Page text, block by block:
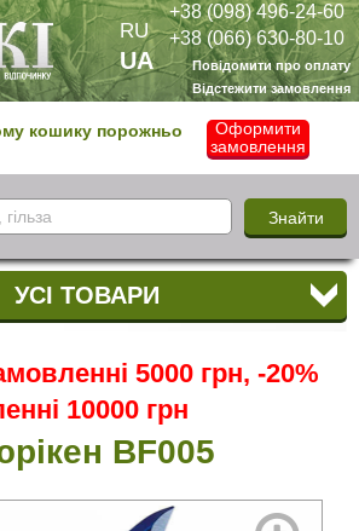
+38 (098) 496-24-60
+38 (066) 630-80-10
Повідомити про оплату
Відстежити замовлення
RU
UA
кошику порожньо
Оформити
замовлення
УСІ ТОВАРИ
5000 грн, -20%
10000 грн
BF005